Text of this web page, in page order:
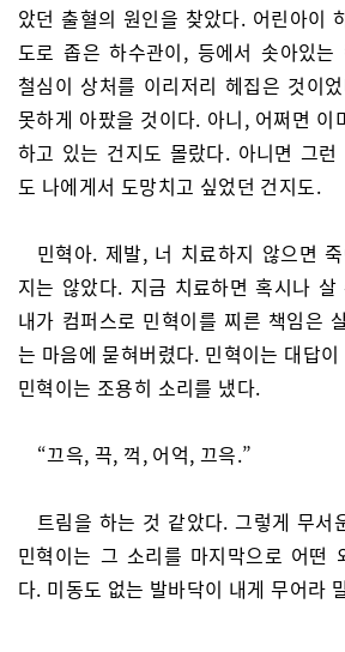
았던 출혈의 원인을 찾았다. 어린아이
도로 좁은 하수관이, 등에서 솟아있는
철심이 상처를 이리저리 헤집은 것이
못하게 아팠을 것이다. 아니, 어쩌면 이
하고 있는 건지도 몰랐다. 아니면 그
도 나에게서 도망치고 싶었던 건지도.
민혁아. 제발, 너 치료하지 않으면
지는 않았다. 지금 치료하면 혹시나
내가 컴퍼스로 민혁이를 찌른 책임은
는 마음에 묻혀버렸다. 민혁이는 대답
민혁이는 조용히 소리를 냈다.
“끄윽, 끅, 꺽, 어억, 끄윽.”
트림을 하는 것 같았다. 그렇게 무서
민혁이는 그 소리를 마지막으로 어떤
다. 미동도 없는 발바닥이 내게 무어라